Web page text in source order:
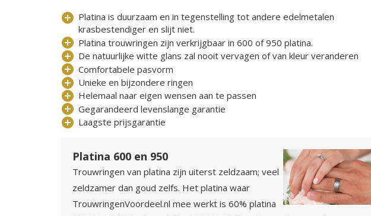
add_circle Platina is duurzaam en in tegenstelling tot andere edelmetalen
krasbestendiger en slijt niet.
add_circle Platina trouwringen zijn verkrijgbaar in 600 of 950 platina.
add_circle De natuurlijke witte glans zal nooit vervagen of van kleur veranderen
add_circle Comfortabele pasvorm
add_circle Unieke en bijzondere ringen
add_circle Helemaal naar eigen wensen aan te passen
add_circle Gegarandeerd levenslange garantie
add_circle Laagste prijsgarantie
Platina 600 en 950
Trouwringen van platina zijn uiterst zeldzaam; veel
zeldzamer dan goud zelfs. Het platina waar
TrouwringenVoordeel.nl mee werkt is 60% platina